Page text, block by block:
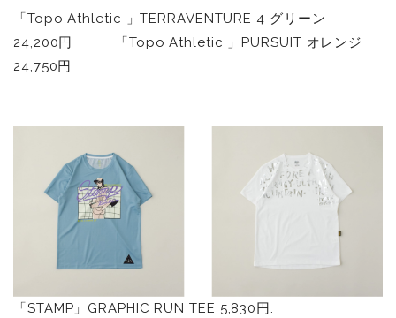
「Topo Athletic 」TERRAVENTURE 4 グリーン
24,200円 「Topo Athletic 」PURSUIT オレンジ
24,750円
「STAMP」GRAPHIC RUN TEE 5,830円.